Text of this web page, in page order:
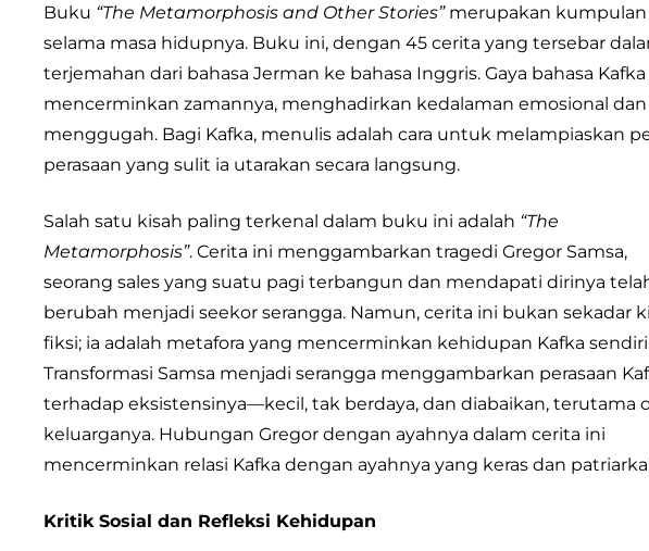
Buku “The Metamorphosis and Other Stories”merupakan kumpulan
selama masa hidupnya. Buku ini, dengan 45 cerita yang tersebar
terjemahan dari bahasa Jerman ke bahasa Inggris. Gaya bahasa
mencerminkan zamannya, menghadirkan kedalaman emosional
menggugah. Bagi Kafka, menulis adalah cara untuk melampiaskan
perasaan yang sulit ia utarakan secara langsung.
Salah satu kisah paling terkenal dalam buku ini adalah “The
Metamorphosis”. Cerita ini menggambarkan tragedi Gregor Samsa,
seorang sales yang suatu pagi terbangun dan mendapati dirinya
berubah menjadi seekor serangga. Namun, cerita ini bukan sekadar
fiksi; ia adalah metafora yang mencerminkan kehidupan Kafka
Transformasi Samsa menjadi serangga menggambarkan perasaan
terhadap eksistensinya—kecil, tak berdaya, dan diabaikan, terutama
keluarganya. Hubungan Gregor dengan ayahnya dalam cerita ini
mencerminkan relasi Kafka dengan ayahnya yang keras dan
Kritik Sosial dan Refleksi Kehidupan